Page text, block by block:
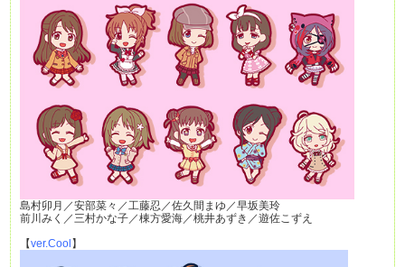
島村卯月／安部菜々／工藤忍／佐久間まゆ／早坂美玲
前川みく／三村かな子／棟方愛海／桃井あずき／遊佐こずえ
【ver.Cool 】